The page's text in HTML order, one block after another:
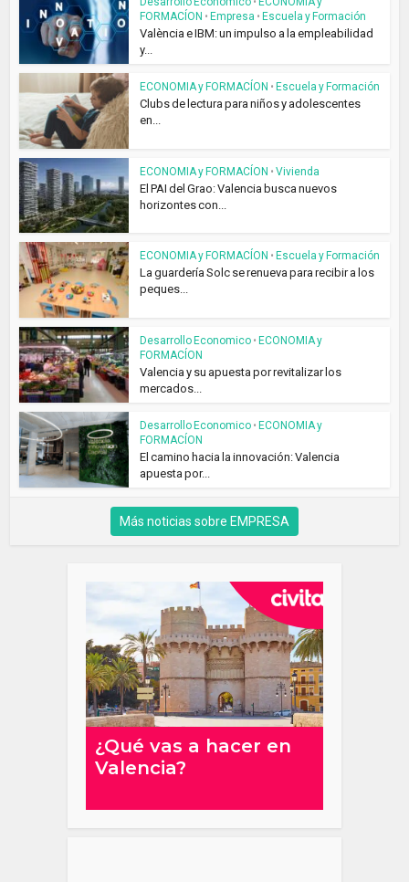
FORMACÍON • Empresa • Escuela y Formación
València e IBM: un impulso a la empleabilidad
y...
ECONOMIA y FORMACÍON • Escuela y Formación
Clubs de lectura para niños y adolescentes
en...
ECONOMIA y FORMACÍON • Vivienda
El PAI del Grao: Valencia busca nuevos
horizontes con...
ECONOMIA y FORMACÍON • Escuela y Formación
La guardería Solc se renueva para recibir a los
peques...
Desarrollo Economico • ECONOMIA y
FORMACÍON
Valencia y su apuesta por revitalizar los
mercados...
Desarrollo Economico • ECONOMIA y
FORMACÍON
El camino hacia la innovación: Valencia
apuesta por...
Más noticias sobre EMPRESA